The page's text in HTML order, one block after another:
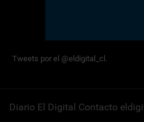
Tweets por el @eldigital_cl.
Diario El Digital Contacto